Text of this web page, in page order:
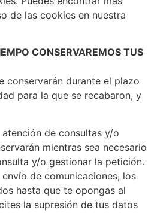
de las cookies en nuestra
CONSERVAREMOS TUS
conservarán durante el plazo
para la que se recabaron, y
de consultas y/o
mientras sea necesario
y/o gestionar la petición.
de comunicaciones, los
hasta que te opongas al
la supresión de tus datos